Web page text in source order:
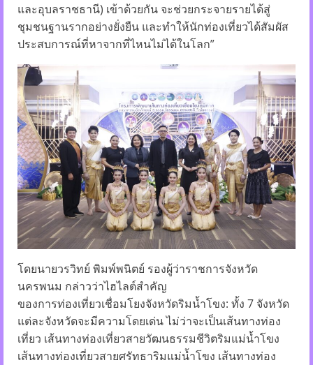
และอุบลราชธานี) เข้าด้วยกัน จะช่วยกระจายรายได้สู่
ชุมชนฐานรากอย่างยั่งยืน และทำให้นักท่องเที่ยวได้สัมผัส
ประสบการณ์ที่หาจากที่ไหนไม่ได้ในโลก”
โดยนายวรวิทย์ พิมพ์พนิตย์ รองผู้ว่าราชการจังหวัด
นครพนม กล่าวว่า​ไฮไลต์สำคัญ
ของการท่องเที่ยวเชื่อมโยงจังหวัดริมน้ำโขง: ทั้ง 7 จังหวัด
แต่ละจังหวัดจะมีความโดยเด่น ไม่ว่าจะเป็นเส้นทางท่อง
เที่ยว เส้นทางท่องเที่ยวสายวัฒนธรรมชีวิตริมแม่น้ำโขง
เส้นทางท่องเที่ยวสายศรัทธาริมแม่น้ำโขง เส้นทางท่อง